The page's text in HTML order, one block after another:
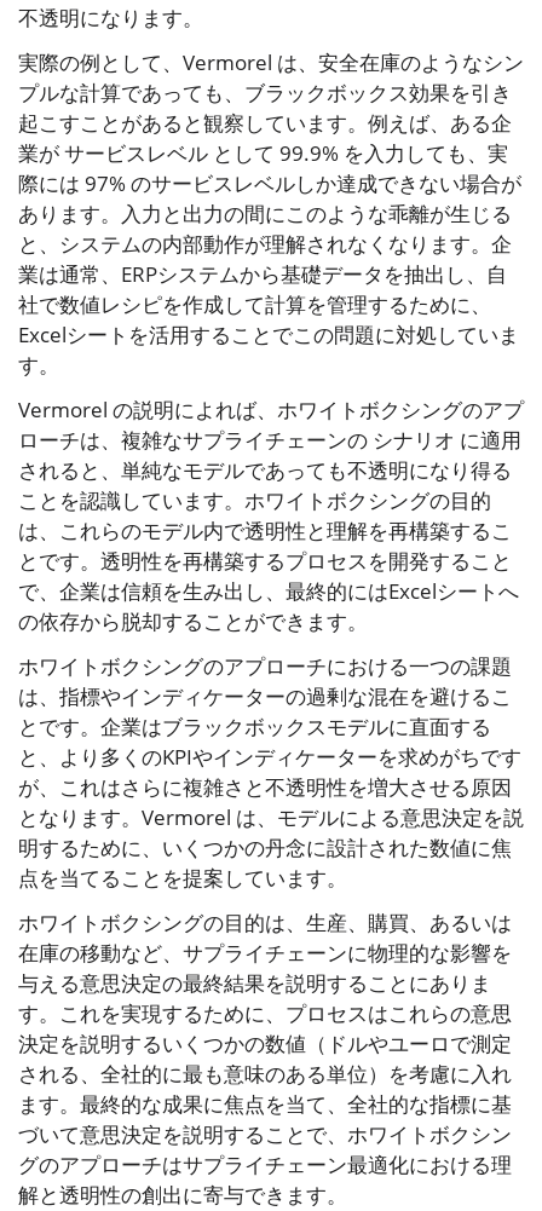
不透明になります。
実際の例として、Vermorel は、安全在庫のようなシン
プルな計算であっても、ブラックボックス効果を引き
起こすことがあると観察しています。例えば、ある企
業が サービスレベル として 99.9% を入力しても、実
際には 97% のサービスレベルしか達成できない場合が
あります。入力と出力の間にこのような乖離が生じる
と、システムの内部動作が理解されなくなります。企
業は通常、ERPシステムから基礎データを抽出し、自
社で数値レシピを作成して計算を管理するために、
Excelシートを活用することでこの問題に対処していま
す。
Vermorel の説明によれば、ホワイトボクシングのアプ
ローチは、複雑なサプライチェーンの シナリオ に適用
されると、単純なモデルであっても不透明になり得る
ことを認識しています。ホワイトボクシングの目的
は、これらのモデル内で透明性と理解を再構築するこ
とです。透明性を再構築するプロセスを開発すること
で、企業は信頼を生み出し、最終的にはExcelシートへ
の依存から脱却することができます。
ホワイトボクシングのアプローチにおける一つの課題
は、指標やインディケーターの過剰な混在を避けるこ
とです。企業はブラックボックスモデルに直面する
と、より多くのKPIやインディケーターを求めがちです
が、これはさらに複雑さと不透明性を増大させる原因
となります。Vermorel は、モデルによる意思決定を説
明するために、いくつかの丹念に設計された数値に焦
点を当てることを提案しています。
ホワイトボクシングの目的は、生産、購買、あるいは
在庫の移動など、サプライチェーンに物理的な影響を
与える意思決定の最終結果を説明することにありま
す。これを実現するために、プロセスはこれらの意思
決定を説明するいくつかの数値（ドルやユーロで測定
される、全社的に最も意味のある単位）を考慮に入れ
ます。最終的な成果に焦点を当て、全社的な指標に基
づいて意思決定を説明することで、ホワイトボクシン
グのアプローチはサプライチェーン最適化における理
解と透明性の創出に寄与できます。